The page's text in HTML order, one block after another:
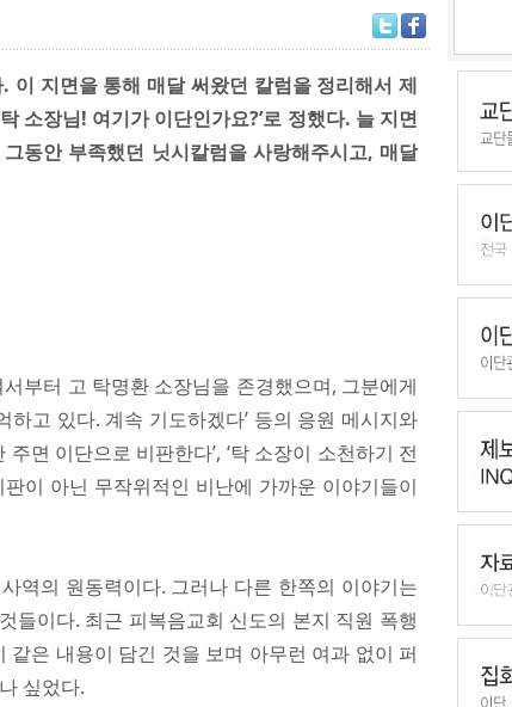
지면을 통해 매달 써왔던 칼럼을 정리해서 제
소장님! 여기가 이단인가요?’로 정했다. 늘 지면
동안 부족했던 닛시칼럼을 사랑해주시고, 매달
부터 고 탁명환 소장님을 존경했으며, 그분에게
고 있다. 계속 기도하겠다’ 등의 응원 메시지와
면 이단으로 비판한다’, ‘탁 소장이 소천하기 전
이 아닌 무작위적인 비난에 가까운 이야기들이
역의 원동력이다. 그러나 다른 한쪽의 이야기는
들이다. 최근 피복음교회 신도의 본지 직원 폭행
은 내용이 담긴 것을 보며 아무런 여과 없이 퍼
싶었다.